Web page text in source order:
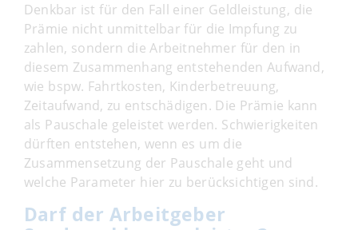
Denkbar ist für den Fall einer Geldleistung, die
Prämie nicht unmittelbar für die Impfung zu
zahlen, sondern die Arbeitnehmer für den in
diesem Zusammenhang entstehenden Aufwand,
wie bspw. Fahrtkosten, Kinderbetreuung,
Zeitaufwand, zu entschädigen. Die Prämie kann
als Pauschale geleistet werden. Schwierigkeiten
dürften entstehen, wenn es um die
Zusammensetzung der Pauschale geht und
welche Parameter hier zu berücksichtigen sind.
Darf der Arbeitgeber